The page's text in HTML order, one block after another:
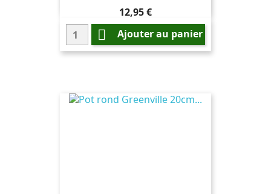
Prix
12,95 €
 Ajouter au panier